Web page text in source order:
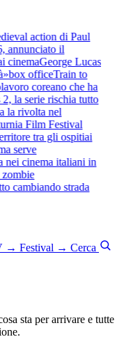
action di Paul
il
George Lucas
box officeTrain to
coreano che ha
la serie rischia tutto
rivolta nel
Film Festival
tra gli ospitiai
serve
cinema italiani in
cambiando strada
→ Festival → Cerca
sta per arrivare e tutte